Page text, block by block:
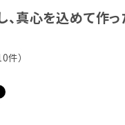
真心を込めて作っ
件）